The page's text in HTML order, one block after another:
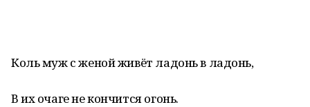
Коль муж с женой живёт ладонь в ладонь,
В их очаге не кончится огонь.